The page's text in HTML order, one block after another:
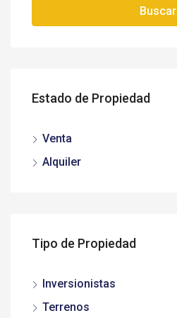
Buscar
Estado de Propiedad
Venta
Alquiler
Tipo de Propiedad
Inversionistas
Terrenos